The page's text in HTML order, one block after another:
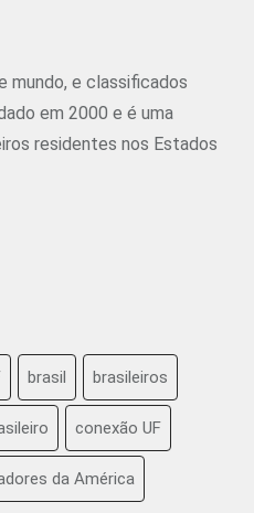
mundo, e classificados
em 2000 e é uma
residentes nos Estados
brasil brasileiros
conexão UF
da América